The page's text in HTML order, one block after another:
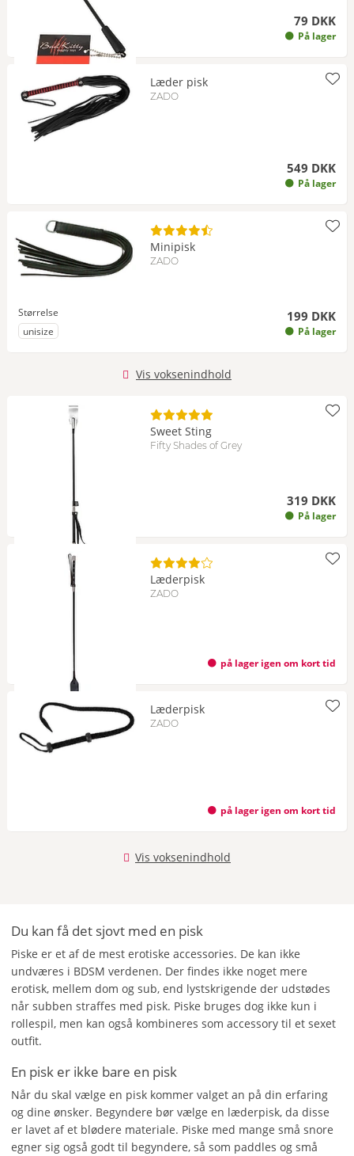
79 DKK
På lager
Læder pisk
ZADO
549 DKK
På lager
Minipisk
ZADO
199 DKK
På lager
Størrelse
til Størrelse
unisize
Vis voksenindhold
Sweet Sting
Fifty Shades of Grey
319 DKK
På lager
Læderpisk
ZADO
på lager igen om kort tid
Læderpisk
ZADO
på lager igen om kort tid
Vis voksenindhold
Du kan få det sjovt med en pisk
Piske er et af de mest erotiske accessories. De kan ikke
undværes i BDSM verdenen. Der findes ikke noget mere
erotisk, mellem dom og sub, end lystskrigende der udstødes
når subben straffes med pisk. Piske bruges dog ikke kun i
rollespil, men kan også kombineres som accessory til et sexet
outfit.
En pisk er ikke bare en pisk
Når du skal vælge en pisk kommer valget an på din erfaring
og dine ønsker. Begyndere bør vælge en læderpisk, da disse
er lavet af et blødere materiale. Piske med mange små snore
egner sig også godt til begyndere, så som paddles og små